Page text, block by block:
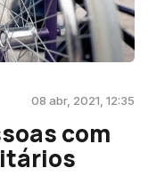
08 abr, 2021, 12:35
com